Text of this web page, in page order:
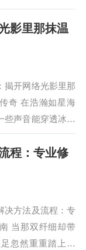
过的车灯如流星般
上辗转反侧。心
点…
影里那抹温
揭开网络光影里那
奇 在浩瀚如星海
些声音能穿透冰冷
软的角落。酥酥学
澈如泉的语调、
…
程：专业修
决方法及流程：专
当那双纤细却带
忽然重重踏上镜